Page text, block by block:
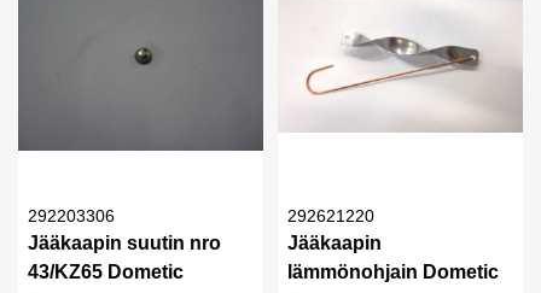
292203306
Jääkaapin suutin nro
43/KZ65 Dometic
292621220
Jääkaapin
lämmönohjain Dometic